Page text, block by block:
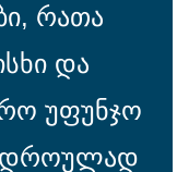
რათა
და
უფუნჯო
დროულად